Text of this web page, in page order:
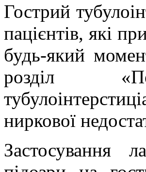
Гострий
пацієнтів, які
будь-який
розділ
ниркової
Застосування